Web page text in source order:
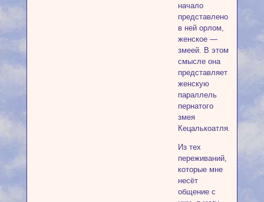
начало
представлено
в ней орлом,
женское —
змеей. В этом
смысле она
представляет
женскую
параллель
пернатого
змея
Кецалькоатля.
Из тех
переживаний,
которые мне
несёт
общение с